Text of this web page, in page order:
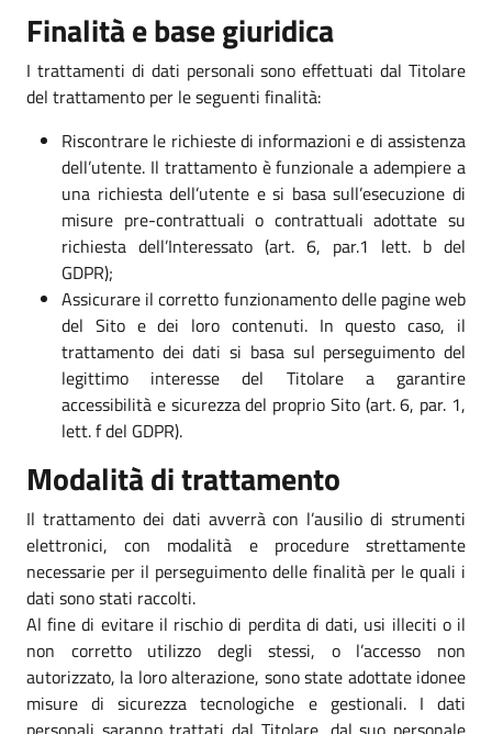
Finalità e base giuridica
I trattamenti di dati personali sono effettuati dal Titolare
del trattamento per le seguenti finalità:
Riscontrare le richieste di informazioni e di assistenza
dell’utente. Il trattamento è funzionale a adempiere a
una richiesta dell’utente e si basa sull’esecuzione di
misure pre-contrattuali o contrattuali adottate su
richiesta dell’Interessato (art. 6, par.1 lett. b del
GDPR);
Assicurare il corretto funzionamento delle pagine web
del Sito e dei loro contenuti. In questo caso, il
trattamento dei dati si basa sul perseguimento del
legittimo interesse del Titolare a garantire
accessibilità e sicurezza del proprio Sito (art. 6, par. 1,
lett. f del GDPR).
Modalità di trattamento
Il trattamento dei dati avverrà con l’ausilio di strumenti
elettronici, con modalità e procedure strettamente
necessarie per il perseguimento delle finalità per le quali i
dati sono stati raccolti.
Al fine di evitare il rischio di perdita di dati, usi illeciti o il
non corretto utilizzo degli stessi, o l’accesso non
autorizzato, la loro alterazione, sono state adottate idonee
misure di sicurezza tecnologiche e gestionali. I dati